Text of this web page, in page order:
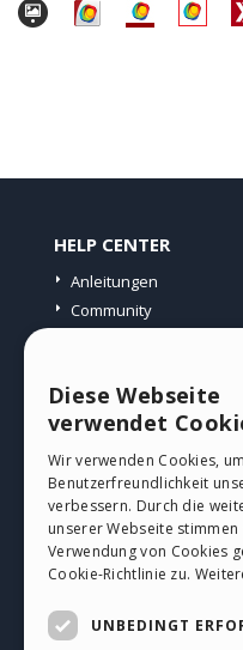
HELP CENTER
Anleitungen
Community
PROFIL
Meine Beiträge
Meine Lizenz
Download
Webhosting
Diese Webseite
verwendet
Wir verwenden Cookies,
Benutzerfreundlichkeit
verbessern. Durch die
unserer Webseite stimmen
Verwendung von Cookies
Cookie-Richtlinie zu.
UNBEDINGT